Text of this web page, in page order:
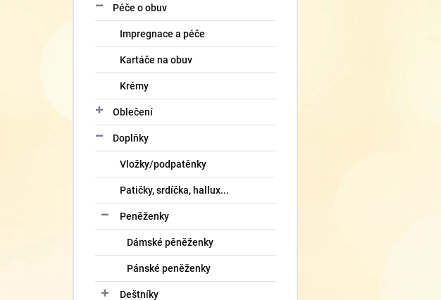
Péče o obuv
Impregnace a péče
Kartáče na obuv
Krémy
Oblečení
Doplňky
Vložky/podpatěnky
Patičky, srdíčka, hallux...
Peněženky
Dámské pěněženky
Pánské peněženky
Deštníky